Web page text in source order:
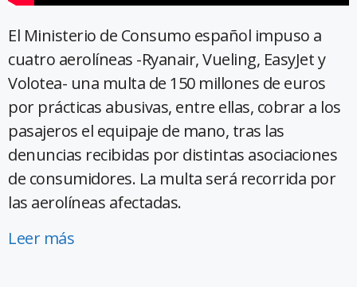
El Ministerio de Consumo español impuso a
cuatro aerolíneas -Ryanair, Vueling, EasyJet y
Volotea- una multa de 150 millones de euros
por prácticas abusivas, entre ellas, cobrar a los
pasajeros el equipaje de mano, tras las
denuncias recibidas por distintas asociaciones
de consumidores. La multa será recorrida por
las aerolíneas afectadas.
Leer más